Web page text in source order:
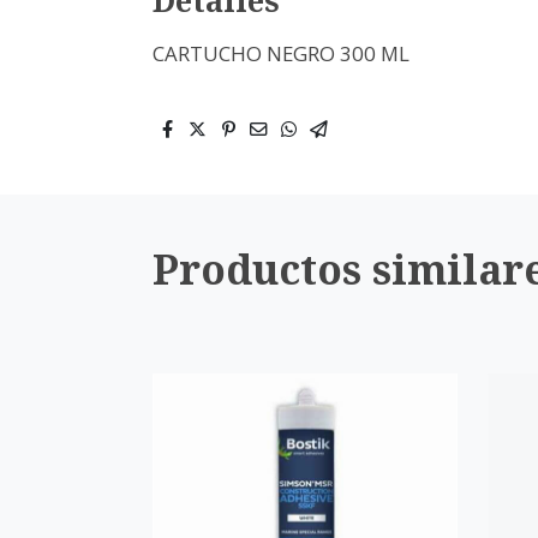
CARTUCHO NEGRO 300 ML
Productos